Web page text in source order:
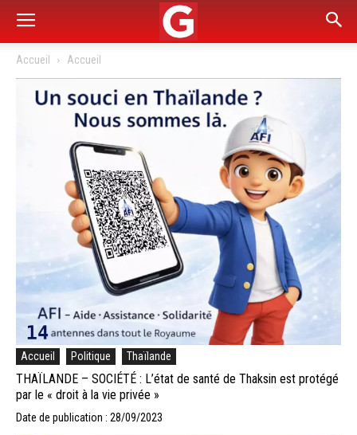
Accueil Accueil
Accueil Politique Thaïlande
THAÏLANDE – SOCIÉTÉ : L’état de santé de Thaksin est protégé
par le « droit à la vie privée »
Date de publication : 28/09/2023